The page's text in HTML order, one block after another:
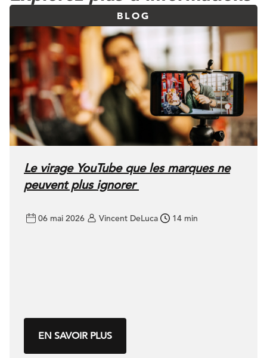
BLOG
Le virage YouTube que les marques ne
peuvent plus ignorer
06 mai 2026 Vincent DeLuca 14 min
EN SAVOIR PLUS